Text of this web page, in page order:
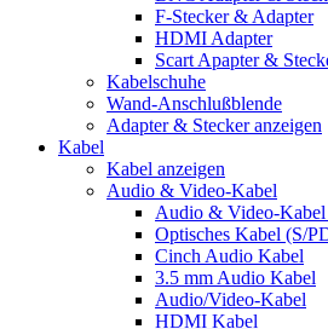
F-Stecker & Adapter
HDMI Adapter
Scart Apapter &
Kabelschuhe
Wand-Anschlußblende
Adapter & Stecker anzeigen
Kabel
Kabel anzeigen
Audio & Video-Kabel
Audio & Video-Kabel
Optisches Kabel (S/
Cinch Audio Kabel
3.5 mm Audio Kabel
Audio/Video-Kabel
HDMI Kabel